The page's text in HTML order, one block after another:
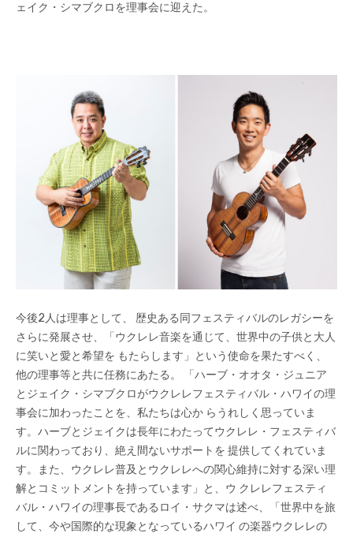
ェイク・シマブクロを理事会に迎えた。
今後2人は理事として、 歴史ある同フェスティバルのレガシーを
さらに発展させ、「ウクレレ音楽を通じて、世界中の子供と大人
に笑いと愛と希望を もたらします」という使命を果たすべく、
他の理事等と共に任務にあたる。 「ハーブ・オオタ・ジュニア
とジェイク・シマブクロがウクレレフェスティバル・ハワイの理
事会に加わったことを、私たちは心か らうれしく思っていま
す。ハーブとジェイクは長年にわたってウクレレ・フェスティバ
ルに関わっており、絶え間ないサポートを 提供してくれていま
す。また、ウクレレ普及とウクレレへの関心維持に対する深い理
解とコミットメントを持っています」と、ウ クレレフェスティ
バル・ハワイの理事長であるロイ・サクマは述べ、「世界中を旅
して、今や国際的な現象となっているハワイ の楽器ウクレレの